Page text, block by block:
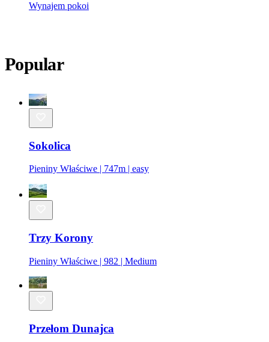
Wynajem pokoi
Popular
Sokolica
Pieniny Właściwe | 747m | easy
Trzy Korony
Pieniny Właściwe | 982 | Medium
Przełom Dunajca